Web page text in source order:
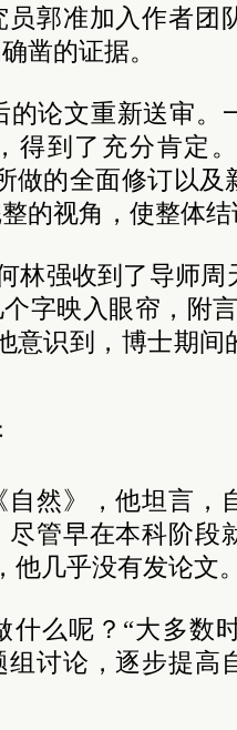
郭准加入作者团
凿的证据。
的论文重新送审。
得到了充分肯定
做的全面修订以
的视角，使整体
林强收到了导师
字映入眼帘，附
意识到，博士期
然》，他坦言，
尽管早在本科阶段
他几乎没有发论文
什么呢？“大多数
讨论，逐步提高